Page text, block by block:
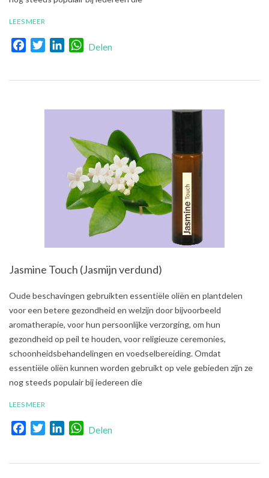
LEES MEER
FacebookTwitterLinkedInWhatsApp
Delen
Jasmine Touch (Jasmijn verdund)
2021-
Oude beschavingen gebruikten essentiële oliën en plantdelen
voor een betere gezondheid en welzijn door bijvoorbeeld
aromatherapie, voor hun persoonlijke verzorging, om hun
gezondheid op peil te houden, voor religieuze ceremonies,
schoonheidsbehandelingen en voedselbereiding. Omdat
essentiële oliën kunnen worden gebruikt op vele gebieden zijn ze
nog steeds populair bij iedereen die
LEES MEER
FacebookTwitterLinkedInWhatsApp
Delen